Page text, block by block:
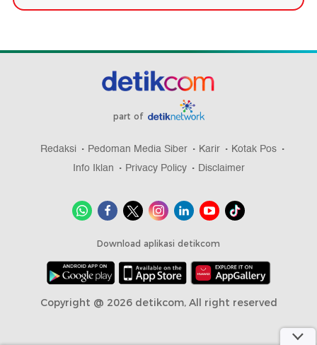
part of
Redaksi Pedoman Media Siber Karir
Kotak Pos
Info Iklan
Privacy Policy Disclaimer
Download aplikasi detikcom
Copyright @ 2026 detikcom, All right reserved